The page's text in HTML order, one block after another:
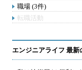
職場 (3件)
転職活動
エンジニアライフ 最新